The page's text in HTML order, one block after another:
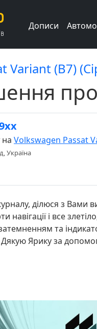
Дописи
Variant (B7)
на Volkswagen Passat
Україна
ділюся з
навігації і все
та
Ярику за